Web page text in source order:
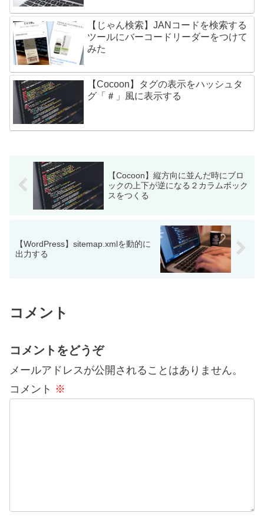
【じゃん検索】JANコードを検索する
ツールにバーコードリーダーをつけて
みた
【Cocoon】タグの表示をハッシュタ
グ「＃」風に表示する
【Cocoon】縦方向に並んだ時にブロ
ックの上下が逆になる２カラムボック
スをつくる
【WordPress】sitemap.xmlを動的に
出力する
コメント
コメントをどうぞ
メールアドレスが公開されることはありません。
コメント ※